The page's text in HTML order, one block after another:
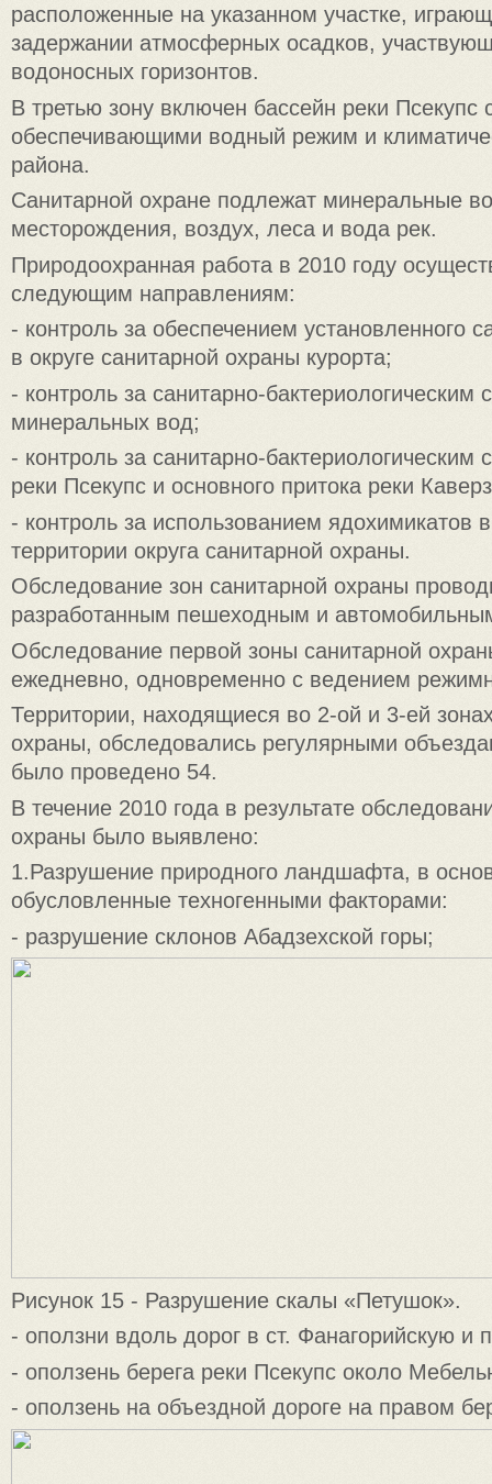
расположенные на указанном участке,
задержании атмосферных осадков,
водоносных горизонтов.
В третью зону включен бассейн реки Псекупс
обеспечивающими водный режим и
района.
Санитарной охране подлежат минеральные
месторождения, воздух, леса и вода рек.
Природоохранная работа в 2010 году
следующим направлениям:
- контроль за обеспечением установленного
в округе санитарной охраны курорта;
- контроль за санитарно-бактериологическим
минеральных вод;
- контроль за санитарно-бактериологическим
реки Псекупс и основного притока реки
- контроль за использованием ядохимикатов
территории округа санитарной охраны.
Обследование зон санитарной охраны
разработанным пешеходным и
Обследование первой зоны санитарной
ежедневно, одновременно с ведением
Территории, находящиеся во 2-ой и 3-ей
охраны, обследовались регулярными
было проведено 54.
В течение 2010 года в результате
охраны было выявлено:
1.Разрушение природного ландшафта, в
обусловленные техногенными факторами:
- разрушение склонов Абадзехской горы;
Рисунок 15 - Разрушение скалы «Петушок».
- оползни вдоль дорог в ст. Фанагорийскую и
- оползень берега реки Псекупс около
- оползень на объездной дороге на правом